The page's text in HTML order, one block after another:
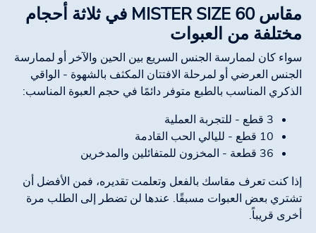
مقاس MISTER SIZE 60 في ثلاثة أحجام
مختلفة من العبوات
سواء كان لممارسة الجنس السريع بين الحين والآخر أو لممارسة
الجنس العرضي أو لمرحلة الافتتان المكثف بالشهوة - الواقي
الذكري المناسب بالطبع متوفر دائمًا في حجم العبوة المناسب:
3 قطع - للتجربة العملية
10 قطع - لليالي الحب القادمة
36 قطعة - المخزون للمتفائلين والمدخرين
إذا كنت تعرف مقاسك بالفعل وتعلمت تقديره، فمن الأفضل أن
تشتري بعض العبوات مسبقًا. عندها لن تضطر إلى الطلب مرة
أخرى قريباً.